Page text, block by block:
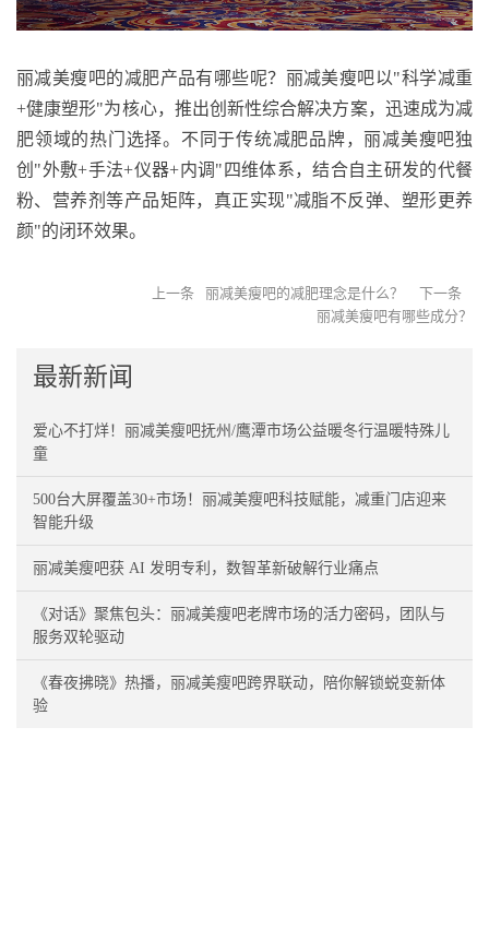
丽减美瘦吧的减肥产品有哪些呢？丽减美瘦吧以"科学减重
+健康塑形"为核心，推出创新性综合解决方案，迅速成为减
肥领域的热门选择。不同于传统减肥品牌，丽减美瘦吧独
创 "外敷+手法+仪器+内调 " 四维体系，结合自主研发的代餐
粉、营养剂等产品矩阵，真正实现"减脂不反弹、塑形更养
颜"的闭环效果。
上一条 丽减美瘦吧的减肥理念是什么？
下一条
丽减美瘦吧有哪些成分？
最新新闻
爱心不打烊！丽减美瘦吧抚州/鹰潭市场公益暖冬行温暖特殊儿
童
500台大屏覆盖30+市场！丽减美瘦吧科技赋能，减重门店迎来
智能升级
丽减美瘦吧获 AI 发明专利，数智革新破解行业痛点
《对话》聚焦包头：丽减美瘦吧老牌市场的活力密码，团队与
服务双轮驱动
《春夜拂晓》热播，丽减美瘦吧跨界联动，陪你解锁蜕变新体
验